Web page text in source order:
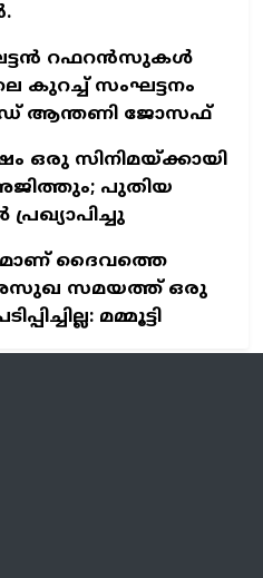
റഫറന്‍സുകള്‍
കുറച്ച് സംഘട്ടനം
ആന്തണി ജോസഫ്
ഒരു സിനിമയ്ക്കായി
അജിത്തും; പുതിയ
പ്രഖ്യാപിച്ചു
ദൈവത്തെ
അസുഖ സമയത്ത് ഒരു
മമ്മൂട്ടി